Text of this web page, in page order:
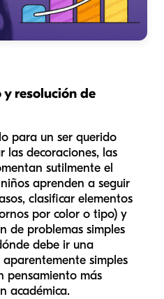
resolución de
para un ser querido
las decoraciones, las
sutilmente el
aprenden a seguir
clasificar elementos
por color o tipo) y
de problemas simples
debe ir una
simples
pensamiento más
académica.